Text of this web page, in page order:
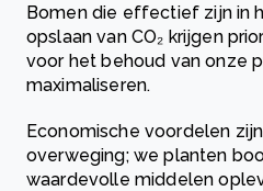
Bomen die effectief zijn in
opslaan van CO₂ krijgen
voor het behoud van onze
maximaliseren.
Economische voordelen
overweging; we planten
waardevolle middelen